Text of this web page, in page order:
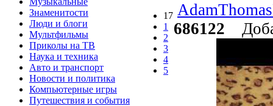
Знаменитости
Люди и блоги
Мультфильмы
Приколы на ТВ
Наука и техника
Авто и транспорт
Новости и политика
Компьютерные игры
Путешествия и события
17
1
2
3
4
5
686122